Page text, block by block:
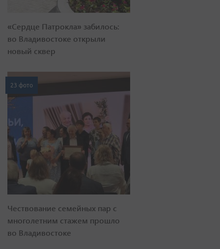
«Сердце Патрокла» забилось:
во Владивостоке открыли
новый сквер
23 фото
Чествование семейных пар с
многолетним стажем прошло
во Владивостоке